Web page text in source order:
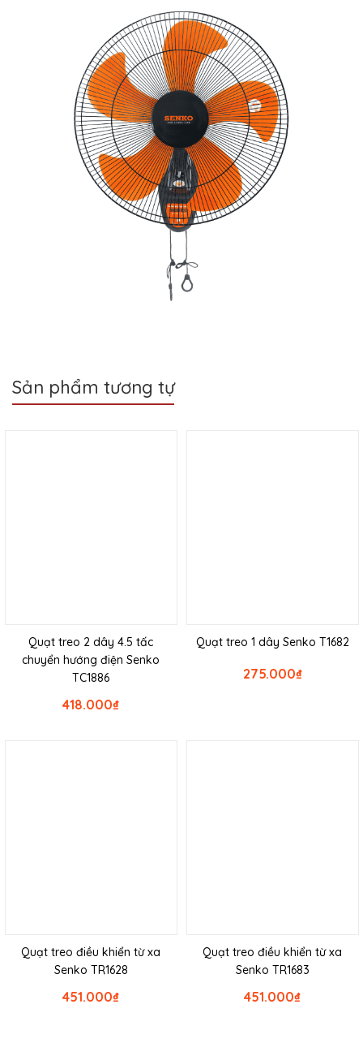
Sản phẩm tương tự
Quạt treo 2 dây 4.5 tấc
chuyển hướng điện Senko
TC1886
₫
418.000
Quạt treo 1 dây Senko T1682
₫
275.000
Quạt treo điều khiển từ xa
Senko TR1628
₫
451.000
Quạt treo điều khiển từ xa
Senko TR1683
₫
451.000